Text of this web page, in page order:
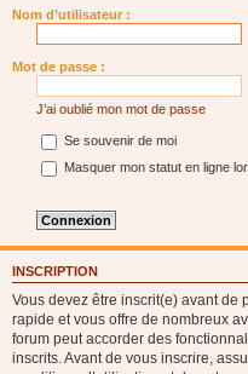
Nom d’utilisateur :
Mot de passe :
J’ai oublié mon mot de passe
Se souvenir de moi
Masquer mon statut en ligne
INSCRIPTION
Vous devez être inscrit(e) avant de
rapide et vous offre de nombreux
forum peut accorder des
inscrits. Avant de vous inscrire,